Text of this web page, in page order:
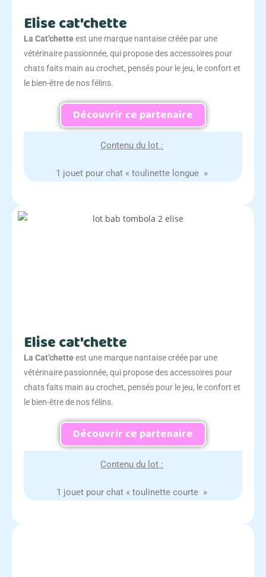
Elise cat'chette
La Cat’chette est une marque nantaise créée par une
vétérinaire passionnée, qui propose des accessoires pour
chats faits main au crochet, pensés pour le jeu, le confort et
le bien-être de nos félins.
Découvrir ce partenaire
Contenu du lot :
1 jouet pour chat « toulinette longue »
Elise cat'chette
La Cat’chette est une marque nantaise créée par une
vétérinaire passionnée, qui propose des accessoires pour
chats faits main au crochet, pensés pour le jeu, le confort et
le bien-être de nos félins.
Découvrir ce partenaire
Contenu du lot :
1 jouet pour chat « toulinette courte »